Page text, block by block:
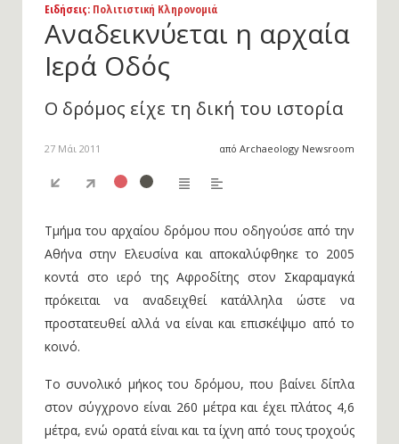
Ειδήσεις: Πολιτιστική Κληρονομιά
Αναδεικνύεται η αρχαία
Ιερά Οδός
Ο δρόμος είχε τη δική του ιστορία
27 Μάι 2011 από Archaeology Newsroom
Τμήμα του αρχαίου δρόμου που οδηγούσε από την
Αθήνα στην Ελευσίνα και αποκαλύφθηκε το 2005
κοντά στο ιερό της Αφροδίτης στον Σκαραμαγκά
πρόκειται να αναδειχθεί κατάλληλα ώστε να
προστατευθεί αλλά να είναι και επισκέψιμο από το
κοινό.
Το συνολικό μήκος του δρόμου, που βαίνει δίπλα
στον σύγχρονο είναι 260 μέτρα και έχει πλάτος 4,6
μέτρα, ενώ ορατά είναι και τα ίχνη από τους τροχούς